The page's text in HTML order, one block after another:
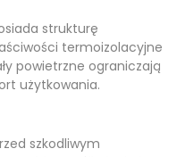
strukturę
termoizolacyjne
powietrzne ograniczają
użytkowania.
szkodliwym